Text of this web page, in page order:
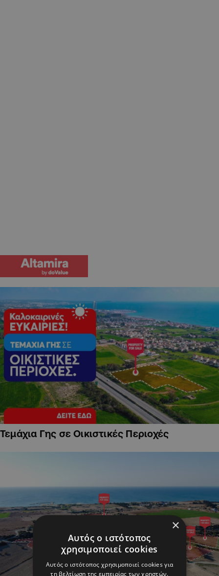
Τεμάχια Γης σε Οικιστικές Περιοχές
×
Αυτός ο ιστότοπος
χρησιμοποιεί cookies
Αυτός ο ιστότοπος χρησιμοποιεί cookies για
τη βελτίωση της εμπειρίας των χρηστών.